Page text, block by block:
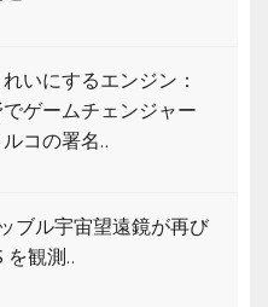
いにするエンジン：
ゲームチェンジャー
コの署名..
ブル宇宙望遠鏡が再び
を観測..